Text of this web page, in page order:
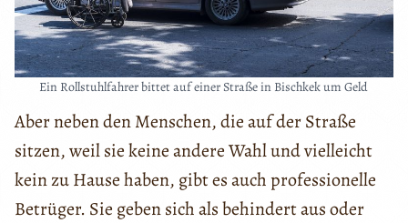
Ein Rollstuhlfahrer bittet auf einer Straße in Bischkek um Geld
Aber neben den Menschen, die auf der Straße
sitzen, weil sie keine andere Wahl und vielleicht
kein zu Hause haben, gibt es auch professionelle
Betrüger. Sie geben sich als behindert aus oder